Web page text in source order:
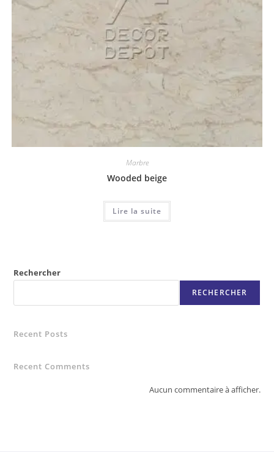
Marbre
Wooded beige
Lire la suite
Rechercher
RECHERCHER
Recent Posts
Recent Comments
Aucun commentaire à afficher.